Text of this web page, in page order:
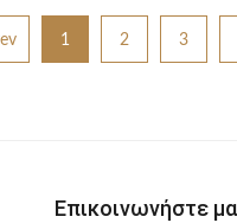
1 2 3
Επικοινωνήστε